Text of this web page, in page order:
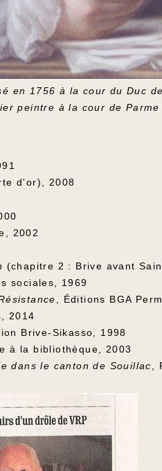
en 1756 à la cour du Duc
peintre à la cour de
d'or), 2008
2002
(chapitre 2 : Brive avant
sociales, 1969
, Éditions BGA
2014
Brive-Sikasso, 1998
à la bibliothèque, 2003
dans le canton de Souillac
,